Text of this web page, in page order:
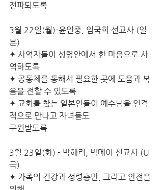
전파되도록
3월 22일(월)-윤인중, 임국희 선교사 (일
본)
✦ 사역자들이 성령안에서 한 마음으로 사
역하도록
✦ 공동체를 통해서 필요한 곳에 도움과 복
음을 전할 수 있도록
✦ 교회를 찾는 일본인들이 예수님을 인격
적으로 만나고 자녀들도
구원받도록
3월 23일(화) - 박해리, 박메이 선교사 (U
국)
✦ 가족의 건강과 성령충만, 그리고 안전을